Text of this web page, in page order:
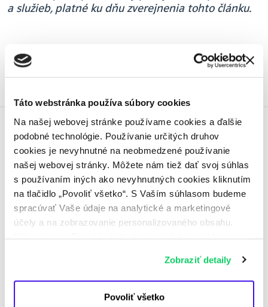
Táto webstránka používa súbory cookies
Na našej webovej stránke používame cookies a ďalšie
podobné technológie. Používanie určitých druhov
cookies je nevyhnutné na neobmedzené používanie
našej webovej stránky. Môžete nám tiež dať svoj súhlas
s používaním iných ako nevyhnutných cookies kliknutím
na tlačidlo „Povoliť všetko“. S Vaším súhlasom budeme
spracúvať Vaše údaje na analytické a marketingové
účely a na zobrazovanie personalizovaného obsahu.
najmä v USA a v iných tretích krajinách. Ďalšie
informácie nájdete v osobitných nastaveniach
Informácii o spracúvaní údajov
Zobraziť detaily
Povoliť všetko
a služieb, platné ku dňu zverejnenia tohto článku.
Klimatizácie
O autorovi
Peter Pirč
Už 20 rokov sa venujem navrhovaniu a
inštaláciám klimatizačných systémov. Rád
pomôžem s výberom vhodnej klimatizácie,
plnila vaše potreby a očakávania.